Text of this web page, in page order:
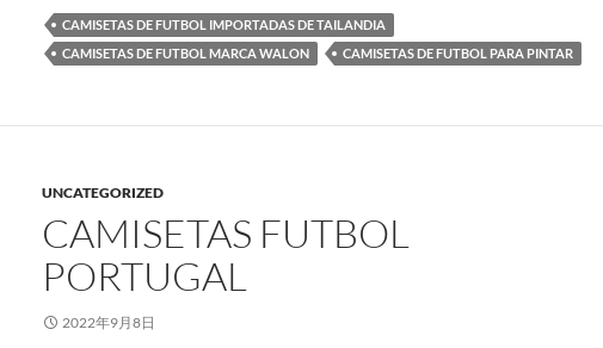
CAMISETAS DE FUTBOL IMPORTADAS DE TAILANDIA
CAMISETAS DE FUTBOL MARCA WALON
CAMISETAS DE FUTBOL PARA PINTAR
UNCATEGORIZED
CAMISETAS FUTBOL
PORTUGAL
2022年9月8日